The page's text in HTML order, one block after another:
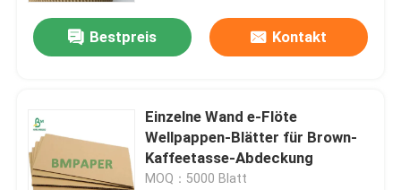
Bestpreis Kontakt
Einzelne Wand e-Flöte
Wellpappen-Blätter für Brown-
Kaffeetasse-Abdeckung
MOQ：5000 Blatt